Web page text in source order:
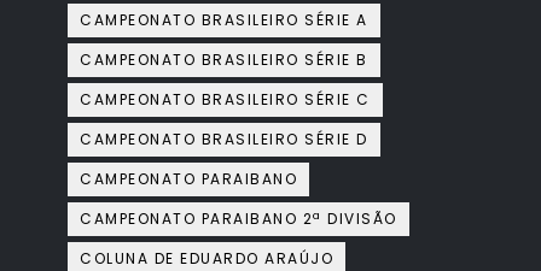
CAMPEONATO BRASILEIRO SÉRIE A
CAMPEONATO BRASILEIRO SÉRIE B
CAMPEONATO BRASILEIRO SÉRIE C
CAMPEONATO BRASILEIRO SÉRIE D
CAMPEONATO PARAIBANO
CAMPEONATO PARAIBANO 2ª DIVISÃO
COLUNA DE EDUARDO ARAÚJO